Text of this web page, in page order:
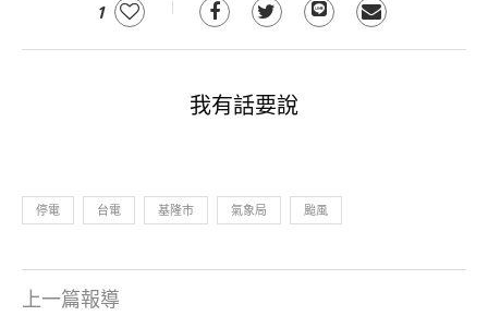
1
我有話要說
停電 台電 基隆市 氣象局 颱風
上一篇報導